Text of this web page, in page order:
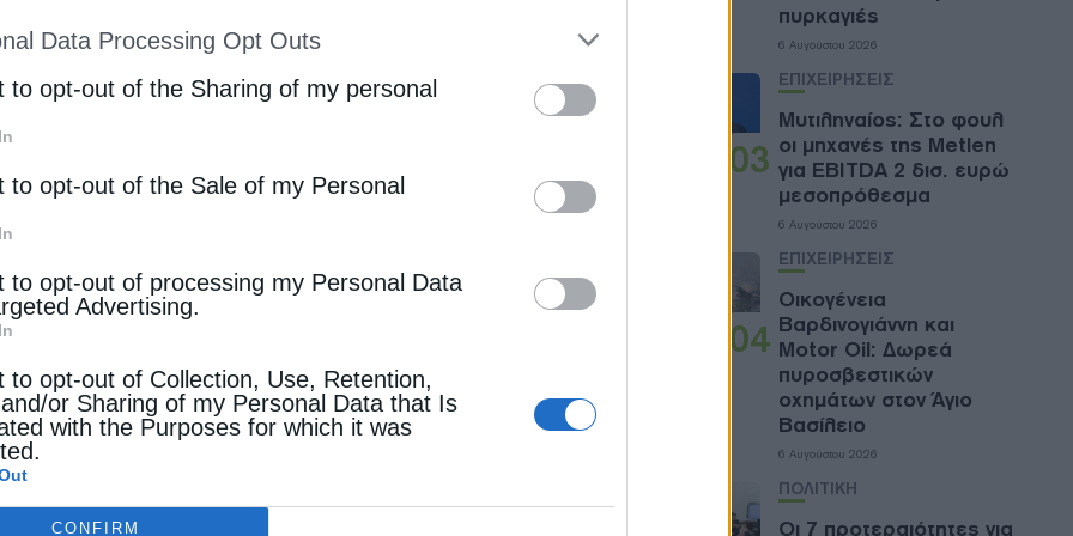
of Downstream Participantsthat may further disclose it to
parties.
Data Processing Opt Outs
to opt-out of the Sharing of my personal
to opt-out of the Sale of my Personal
to opt-out of processing my Personal Data
Advertising.
to opt-out of Collection, Use, Retention,
or Sharing of my Personal Data that Is
with the Purposes for which it was
CONFIRM
αρκετοί πάροχοι ενέργειας προσφέρουν αντίστοιχες
και φυσικού αερίου
σε ένα νοικοκυριό να έχει φυσικό αέριο και ρεύμα. Με
σε αυτά, της Protergia με τα προγράμματα Value
παροχές). Επίσης, της ΕΛΙΝ που με το
50% έκπτωση στο περιθώριο εμπορίας
της ελίν στο
ελίν up επιβράβευση κάθε μήνα (200 πόντοι ελίν up για
αλλά και το πρόγραμμα Dual Energy Building που αφορά
κινητής τηλεφωνίας
τρόπο προσέλκυσης πελατών δίνεται η ευκαιρία
πυρκαγιές
6 Αυγούστου 2026
03
ΕΠΙΧΕΙΡΗΣΕΙΣ
Μυτιληναίος: Στο φουλ
οι μηχανές της Metlen
για EBITDA 2 δισ. ευρώ
μεσοπρόθεσμα
6 Αυγούστου 2026
04
ΕΠΙΧΕΙΡΗΣΕΙΣ
Οικογένεια
Βαρδινογιάννη και
Motor Oil: Δωρεά
πυροσβεστικών
οχημάτων στον Άγιο
Βασίλειο
6 Αυγούστου 2026
ΠΟΛΙΤΙΚΗ
Οι 7 προτεραιότητες για